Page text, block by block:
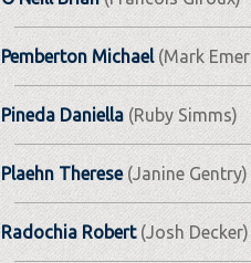
Pemberton Michael (Mark
Pineda Daniella (Ruby Simms)
Plaehn Therese(Janine Gentry)
Radochia Robert(Josh Decker)